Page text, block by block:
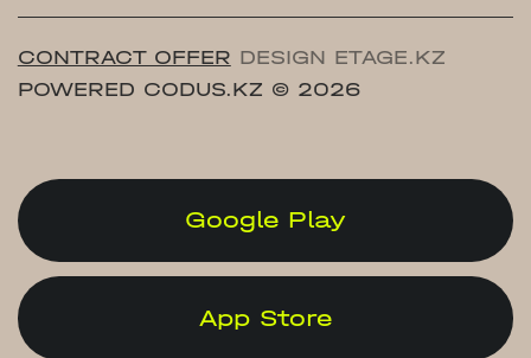
CONTRACT OFFER DESIGN ETAGE.KZ
POWERED CODUS.KZ © 2026
Google Play
App Store